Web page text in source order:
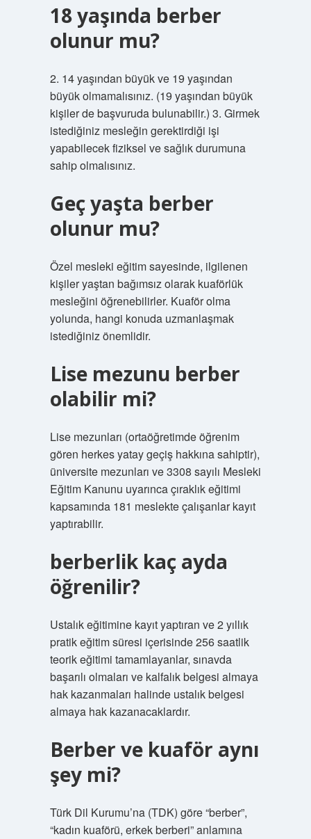
18 yaşında berber
olunur mu?
2. 14 yaşından büyük ve 19 yaşından
büyük olmamalısınız. (19 yaşından büyük
kişiler de başvuruda bulunabilir.) 3. Girmek
istediğiniz mesleğin gerektirdiği işi
yapabilecek fiziksel ve sağlık durumuna
sahip olmalısınız.
Geç yaşta berber
olunur mu?
Özel mesleki eğitim sayesinde, ilgilenen
kişiler yaştan bağımsız olarak kuaförlük
mesleğini öğrenebilirler. Kuaför olma
yolunda, hangi konuda uzmanlaşmak
istediğiniz önemlidir.
Lise mezunu berber
olabilir mi?
Lise mezunları (ortaöğretimde öğrenim
gören herkes yatay geçiş hakkına sahiptir),
üniversite mezunları ve 3308 sayılı Mesleki
Eğitim Kanunu uyarınca çıraklık eğitimi
kapsamında 181 meslekte çalışanlar kayıt
yaptırabilir.
berberlik kaç ayda
öğrenilir?
Ustalık eğitimine kayıt yaptıran ve 2 yıllık
pratik eğitim süresi içerisinde 256 saatlik
teorik eğitimi tamamlayanlar, sınavda
başarılı olmaları ve kalfalık belgesi almaya
hak kazanmaları halinde ustalık belgesi
almaya hak kazanacaklardır.
Berber ve kuaför aynı
şey mi?
Türk Dil Kurumu’na (TDK) göre “berber”,
“kadın kuaförü, erkek berberi” anlamına